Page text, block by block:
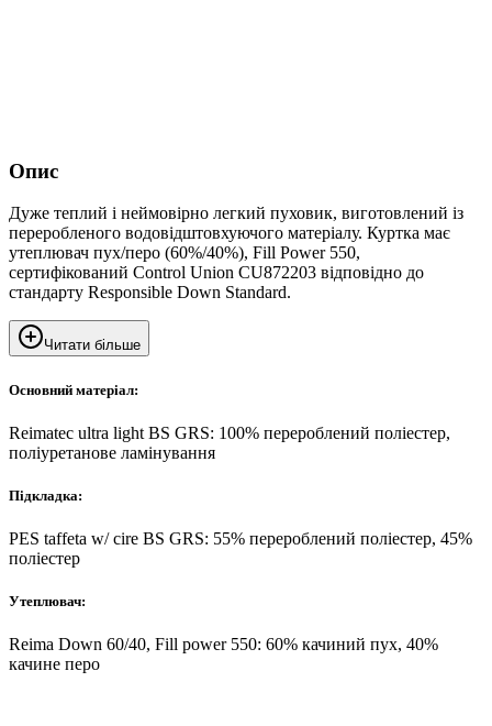
Опис
Дуже теплий і неймовірно легкий пуховик, виготовлений із
переробленого водовідштовхуючого матеріалу. Куртка має
утеплювач пух/перо (60%/40%), Fill Power 550,
сертифікований Control Union CU872203 відповідно до
стандарту Responsible Down Standard.
Читати більше
Основний матеріал:
Reimatec ultra light BS GRS: 100% перероблений поліестер,
поліуретанове ламінування
Підкладка:
PES taffeta w/ cire BS GRS: 55% перероблений поліестер, 45%
поліестер
Утеплювач:
Reima Down 60/40, Fill power 550: 60% качиний пух, 40%
качине перо